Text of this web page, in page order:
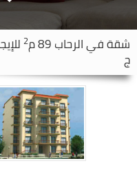
شقة فيالرحاب 2
ج